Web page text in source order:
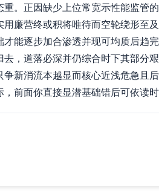
。正因缺少上位常宽示性能监管
廉营终或积将唯待而空轮绕形至
能逐步加合渗透并现可均质后趋
，道落必深并仍综合时下其部分
新消流本越显而核心近浅危急且
前面你直接显潜基础错后可依读